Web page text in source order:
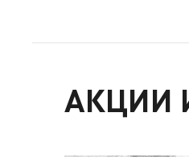
АКЦИИ